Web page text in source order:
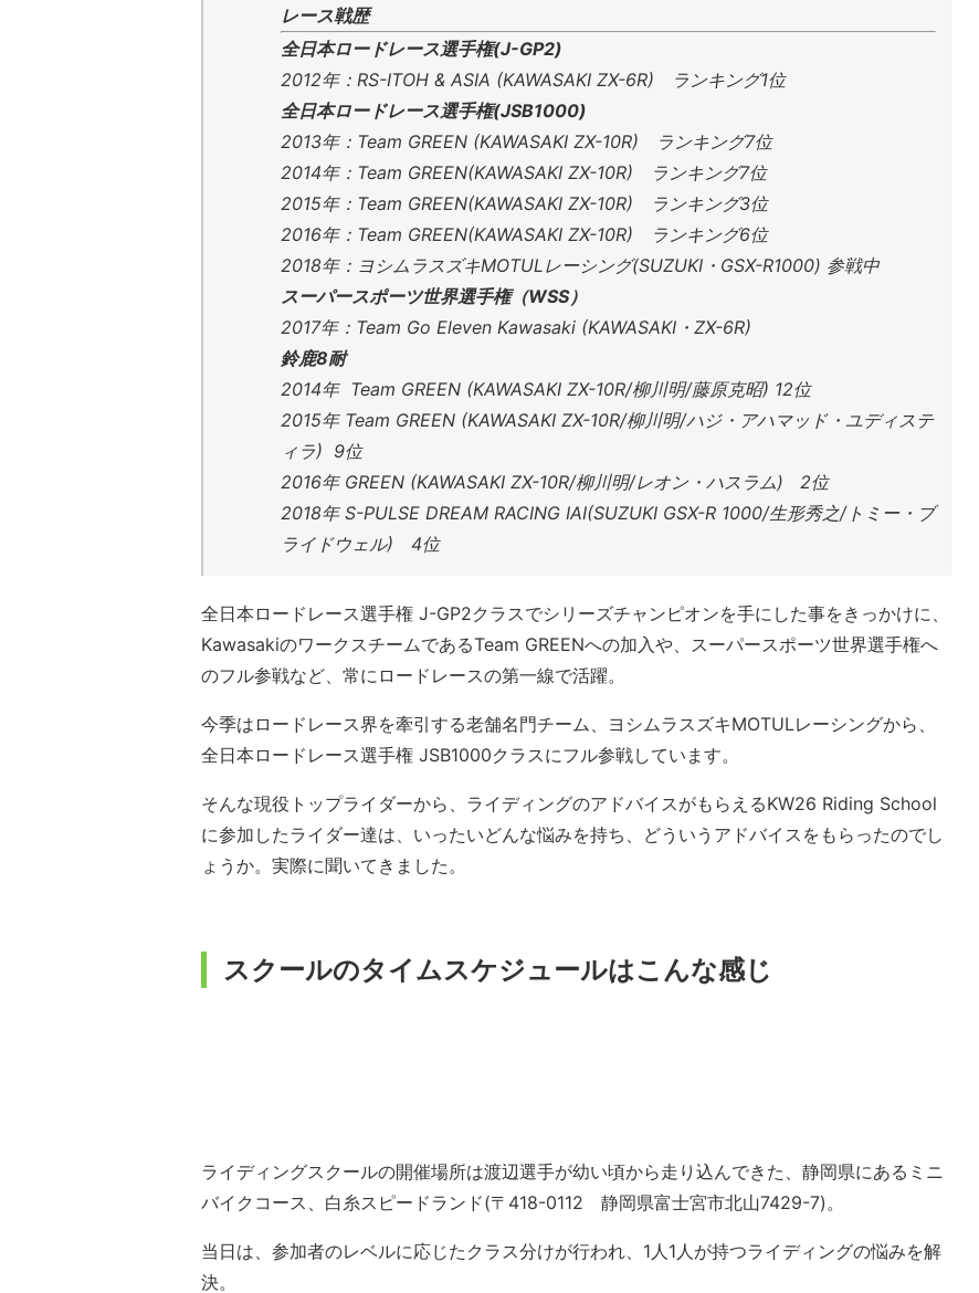
レース戦歴
全日本ロードレース選手権(J-GP2)
2012年：RS-ITOH & ASIA (KAWASAKI ZX-6R) ランキング1位
全日本ロードレース選手権(JSB1000)
2013年：Team GREEN (KAWASAKI ZX-10R) ランキング7位
2014年：Team GREEN(KAWASAKI ZX-10R) ランキング7位
2015年：Team GREEN(KAWASAKI ZX-10R) ランキング3位
2016年：Team GREEN(KAWASAKI ZX-10R) ランキング6位
2018年：ヨシムラスズキMOTULレーシング(SUZUKI・GSX-R1000) 参戦中
スーパースポーツ世界選手権（WSS）
2017年：Team Go Eleven Kawasaki (KAWASAKI・ZX-6R)
鈴鹿8耐
2014年 Team GREEN (KAWASAKI ZX-10R/柳川明/藤原克昭) 12位
2015年 Team GREEN (KAWASAKI ZX-10R/柳川明/ハジ・アハマッド・ユディステ
ィラ) 9位
2016年 GREEN (KAWASAKI ZX-10R/柳川明/レオン・ハスラム) 2位
2018年 S-PULSE DREAM RACING IAI(SUZUKI GSX-R 1000/生形秀之/トミー・ブ
ライドウェル) 4位
全日本ロードレース選手権 J-GP2クラスでシリーズチャンピオンを手にした事をきっかけに、
KawasakiのワークスチームであるTeam GREENへの加入や、スーパースポーツ世界選手権へ
のフル参戦など、常にロードレースの第一線で活躍。
今季はロードレース界を牽引する老舗名門チーム、ヨシムラスズキMOTULレーシングから、
全日本ロードレース選手権 JSB1000クラスにフル参戦しています。
そんな現役トップライダーから、ライディングのアドバイスがもらえるKW26 Riding School
に参加したライダー達は、いったいどんな悩みを持ち、どういうアドバイスをもらったのでし
ょうか。実際に聞いてきました。
スクールのタイムスケジュールはこんな感じ
ライディングスクールの開催場所は渡辺選手が幼い頃から走り込んできた、静岡県にあるミニ
バイクコース、白糸スピードランド(〒418-0112 静岡県富士宮市北山7429-7)。
当日は、参加者のレベルに応じたクラス分けが行われ、1人1人が持つライディングの悩みを解
決。